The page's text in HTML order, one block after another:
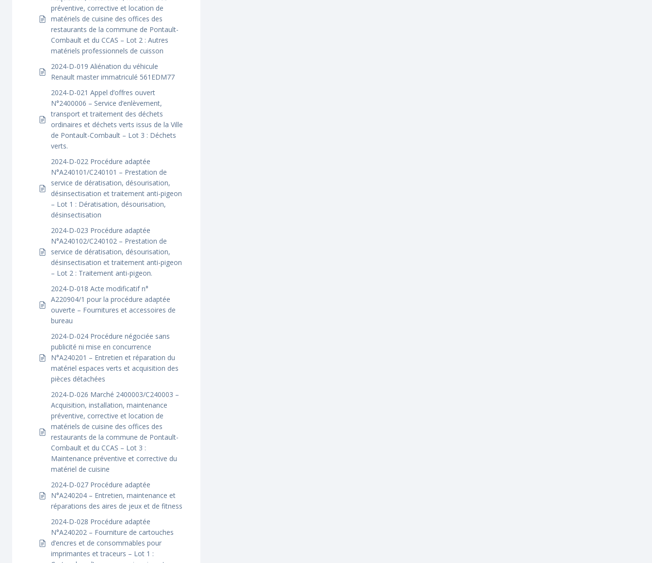
préventive, corrective et location de
matériels de cuisine des offices des
restaurants de la commune de Pontault-
Combault et du CCAS – Lot 2 : Autres
matériels professionnels de cuisson
2024-D-019 Aliénation du véhicule
Renault master immatriculé 561EDM77
2024-D-021 Appel d’offres ouvert
N°2400006 – Service d’enlèvement,
transport et traitement des déchets
ordinaires et déchets verts issus de la Ville
de Pontault-Combault – Lot 3 : Déchets
verts.
2024-D-022 Procédure adaptée
N°A240101/C240101 – Prestation de
service de dératisation, désourisation,
désinsectisation et traitement anti-pigeon
– Lot 1 : Dératisation, désourisation,
désinsectisation
2024-D-023 Procédure adaptée
N°A240102/C240102 – Prestation de
service de dératisation, désourisation,
désinsectisation et traitement anti-pigeon
– Lot 2 : Traitement anti-pigeon.
2024-D-018 Acte modificatif n°
A220904/1 pour la procédure adaptée
ouverte – Fournitures et accessoires de
bureau
2024-D-024 Procédure négociée sans
publicité ni mise en concurrence
N°A240201 – Entretien et réparation du
matériel espaces verts et acquisition des
pièces détachées
2024-D-026 Marché 2400003/C240003 –
Acquisition, installation, maintenance
préventive, corrective et location de
matériels de cuisine des offices des
restaurants de la commune de Pontault-
Combault et du CCAS – Lot 3 :
Maintenance préventive et corrective du
matériel de cuisine
2024-D-027 Procédure adaptée
N°A240204 – Entretien, maintenance et
réparations des aires de jeux et de fitness
2024-D-028 Procédure adaptée
N°A240202 – Fourniture de cartouches
d’encres et de consommables pour
imprimantes et traceurs – Lot 1 :